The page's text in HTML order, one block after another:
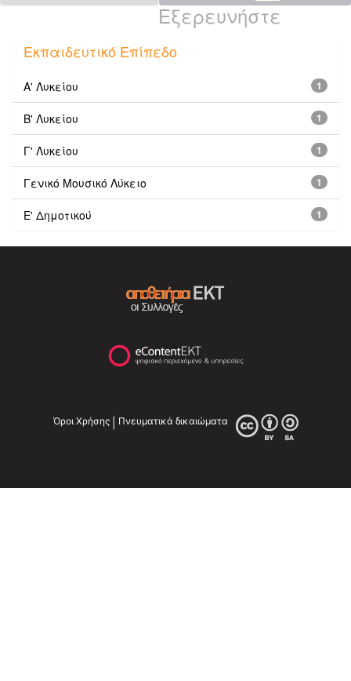
Εξερευνήστε
Εκπαιδευτικό Επίπεδο
1
Α' Λυκείου
1
Β' Λυκείου
1
Γ' Λυκείου
1
Γενικό Μουσικό Λύκειο
1
Ε' Δημοτικού